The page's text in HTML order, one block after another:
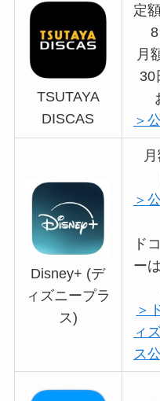
TSUTAYA
DISCAS
定
月
30
＞
Disney+ (デ
ィズニープラ
ス)
＞
ド
ー
＞
ィ
ス